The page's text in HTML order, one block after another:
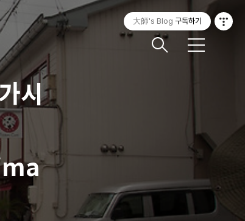
메
시
大師's Blog 구독하기